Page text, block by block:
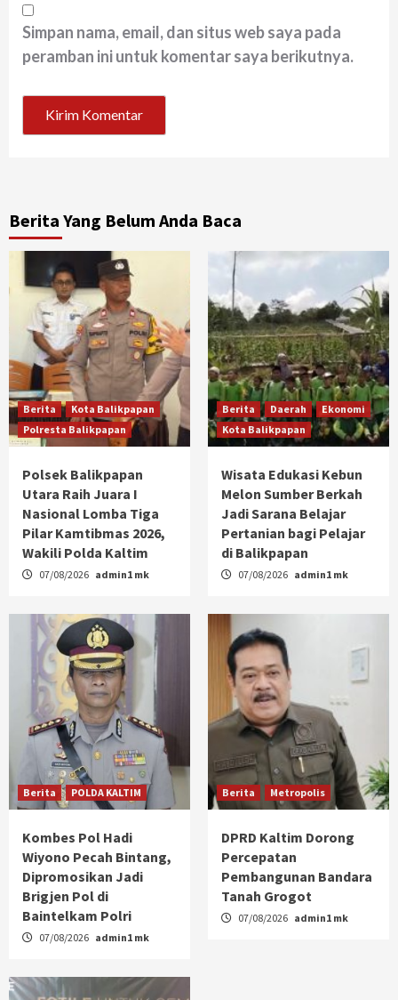
Simpan nama, email, dan situs web saya pada
peramban ini untuk komentar saya berikutnya.
Berita Yang Belum Anda Baca
Berita
Kota Balikpapan
Polresta Balikpapan
Polsek Balikpapan
Utara Raih Juara I
Nasional Lomba Tiga
Pilar Kamtibmas 2026,
Wakili Polda Kaltim
07/08/2026 admin1 mk
Berita Daerah
Ekonomi
Kota Balikpapan
Wisata Edukasi Kebun
Melon Sumber Berkah
Jadi Sarana Belajar
Pertanian bagi Pelajar
di Balikpapan
07/08/2026 admin1 mk
Berita POLDA KALTIM
Kombes Pol Hadi
Wiyono Pecah Bintang,
Dipromosikan Jadi
Brigjen Pol di
Baintelkam Polri
07/08/2026 admin1 mk
Berita Metropolis
DPRD Kaltim Dorong
Percepatan
Pembangunan Bandara
Tanah Grogot
07/08/2026 admin1 mk